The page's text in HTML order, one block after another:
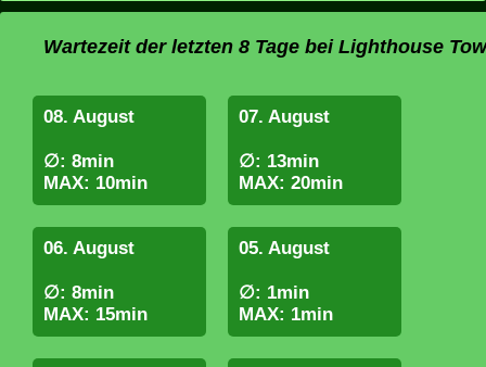
Wartezeit der letzten 8 Tage bei Lighthouse
08. August
∅: 8min
MAX: 10min
07. August
∅: 13min
MAX: 20min
06. August
∅: 8min
MAX: 15min
05. August
∅: 1min
MAX: 1min